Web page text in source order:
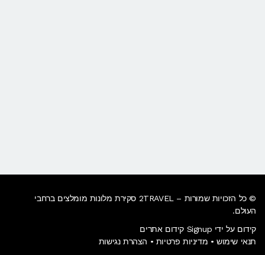
© כל הזכויות שמורות – 2TRAVEL סקירת מלונות מומלצים ברחבי
העולם.
קידום על ידי Signup קידום אתרים
תנאי שימוש • מדיניות פרטיות • הצהרת נגישות